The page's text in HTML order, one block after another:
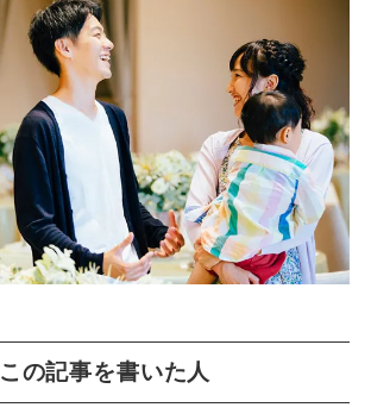
この記事を書いた人